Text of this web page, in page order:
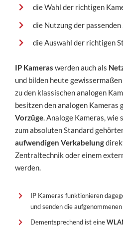
die Wahl der richtigen
die Nutzung der
die Auswahl der richtigen
IP Kameras werden auch als
und bilden heute
zu den klassischen analogen
besitzen den analogen Kameras
Vorzüge. Analoge Kameras, wie
zum absoluten Standard
aufwendigen Verkabelung
Zentraltechnik oder einem
werden.
IP Kameras funktionieren
und senden die
Dementsprechend ist eine